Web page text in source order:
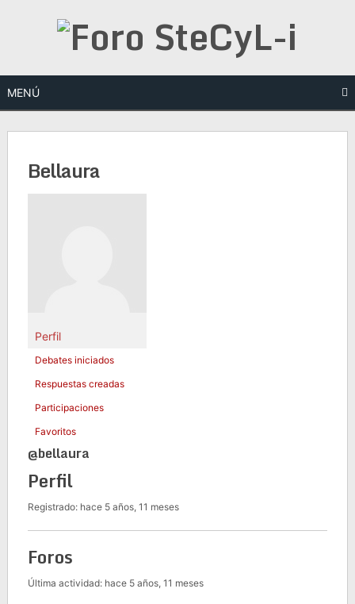
MENÚ
Bellaura
Perfil
Debates iniciados
Respuestas creadas
Participaciones
Favoritos
@bellaura
Perfil
Registrado: hace 5 años, 11 meses
Foros
Última actividad: hace 5 años, 11 meses